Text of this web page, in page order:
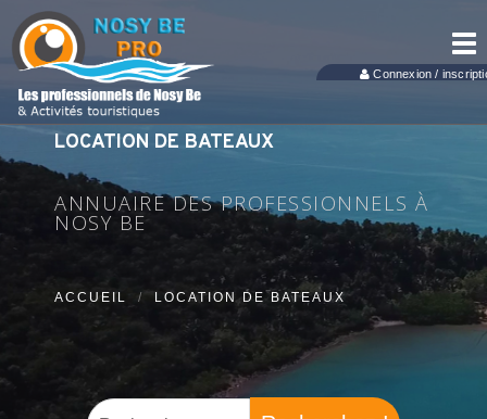
Connexion /
LOCATION DE BATEAUX
ANNUAIRE DES PROFESSIONNELS À
NOSY BE
ACCUEIL LOCATION DE BATEAUX